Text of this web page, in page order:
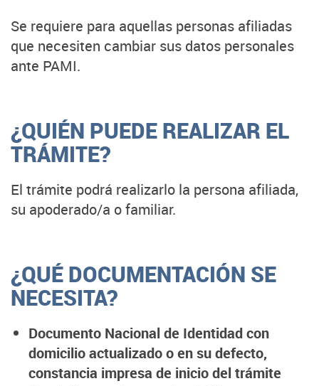
Se requiere para aquellas personas afiliadas
que necesiten cambiar sus datos personales
ante PAMI.
¿QUIÉN PUEDE REALIZAR EL
TRÁMITE?
El trámite podrá realizarlo la persona afiliada,
su apoderado/a o familiar.
¿QUÉ DOCUMENTACIÓN SE
NECESITA?
Documento Nacional de Identidad con
domicilio actualizado o en su defecto,
constancia impresa de inicio del trámite